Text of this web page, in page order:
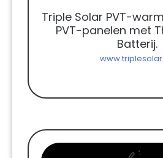
Triple Solar PVT-
PVT-panelen met
Batterij.